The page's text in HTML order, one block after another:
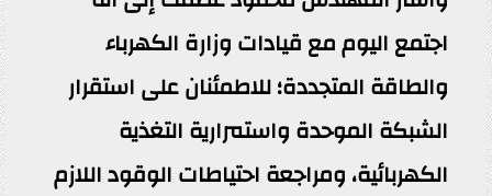
اجتمع اليوم مع قيادات وزارة الكهرباء
والطاقة المتجددة؛ للاطمئنان على استقرار
الشبكة الموحدة واستمرارية التغذية
الكهربائية، ومراجعة احتياطات الوقود اللازم